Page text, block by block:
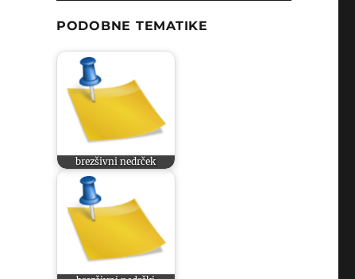
PODOBNE TEMATIKE
brezšivni nedrček